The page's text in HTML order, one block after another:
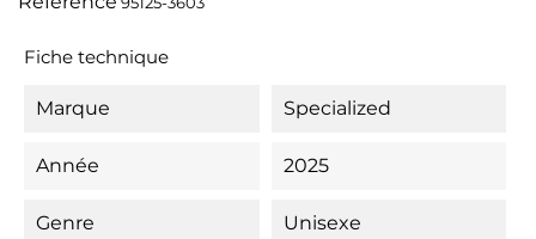
Fiche technique
Marque Specialized
Année 2025
Genre Unisexe